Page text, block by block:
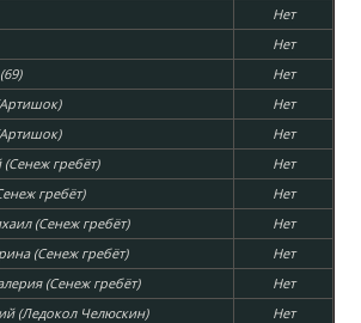
Нет
Нет
Нет
Нет
Нет
гребёт)
Нет
гребёт)
Нет
(Сенеж гребёт)
Нет
(Сенеж гребёт)
Нет
(Сенеж гребёт)
Нет
(Ледокол Челюскин)
Нет